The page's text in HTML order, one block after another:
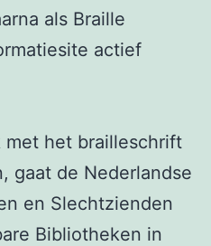
als Braille
actief
het brailleschrift
gaat de Nederlandse
en Slechtzienden
Bibliotheken in